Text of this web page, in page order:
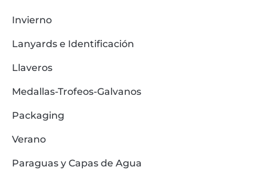
Invierno
Lanyards e Identificación
Llaveros
Medallas-Trofeos-Galvanos
Packaging
Verano
Paraguas y Capas de Agua